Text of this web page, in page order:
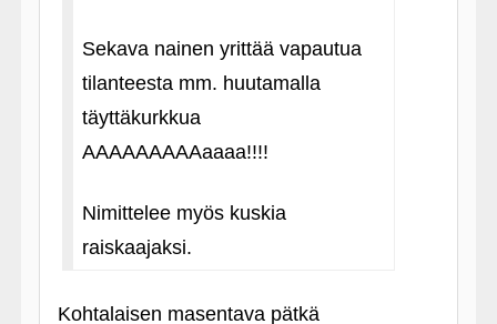
Sekava nainen yrittää vapautua
tilanteesta mm. huutamalla
täyttäkurkkua
AAAAAAAAAaaaa!!!!
Nimittelee myös kuskia
raiskaajaksi.
Kohtalaisen masentava pätkä